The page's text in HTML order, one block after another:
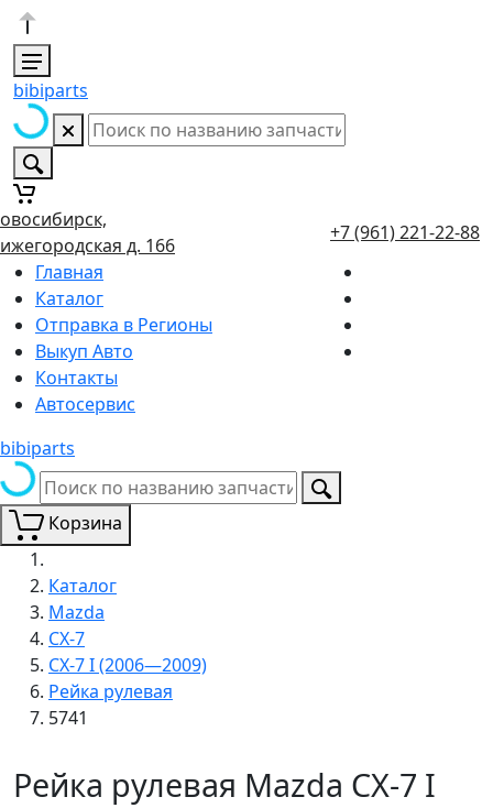
bibiparts
д. 166
+7 (961) 221-22-88
Главная
Каталог
Отправка в Регионы
Выкуп Авто
Контакты
Автосервис
bibiparts
Корзина
Каталог
Mazda
CX-7
CX-7 I (2006—2009)
Рейка рулевая
5741
Рейка рулевая Mazda CX-7 I